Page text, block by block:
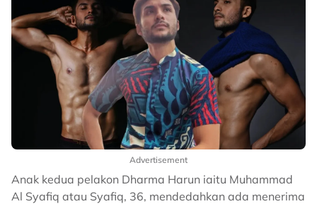
Advertisement
Anak kedua pelakon Dharma Harun iaitu Muhammad
Al Syafiq atau Syafiq, 36, mendedahkan ada menerima